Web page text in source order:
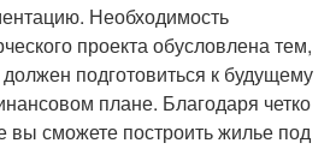
Необходимость
проекта обусловлена тем,
подготовиться к будущему
плане. Благодаря четко
вы сможете построить жилье под